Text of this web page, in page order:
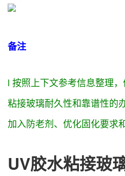
备注
l 按照上下文参考信息整理，
粘接玻璃耐久性和靠谱性的
加入防老剂、优化固化要求
UV胶水粘接玻